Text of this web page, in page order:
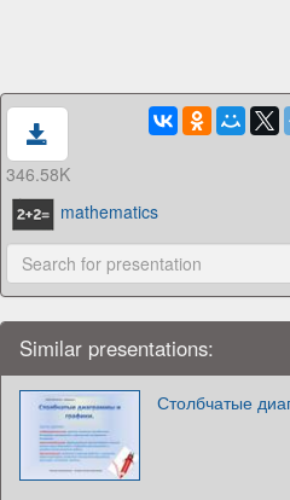
346.58K
mathematics
Similar presentations:
Столбчатые